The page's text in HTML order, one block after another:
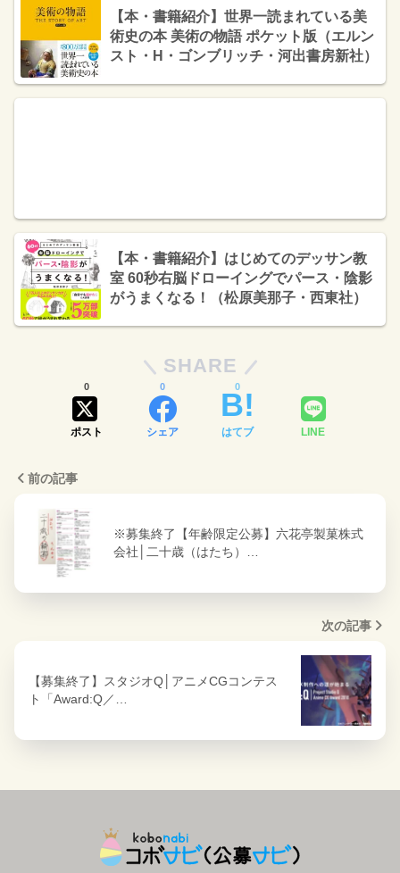
【本・書籍紹介】世界一読まれている美
術史の本 美術の物語 ポケット版（エルン
スト・H・ゴンブリッチ・河出書房新社）
【本・書籍紹介】はじめてのデッサン教
室 60秒右脳ドローイングでパース・陰影
がうまくなる！（松原美那子・西東社）
SHARE
ポスト
0
シェア
0
はてブ
0
LINE
前の記事
※募集終了【年齢限定公募】六花亭製菓株式
会社│二十歳（はたち）…
次の記事
【募集終了】スタジオQ│アニメCGコンテス
ト「Award:Q／…